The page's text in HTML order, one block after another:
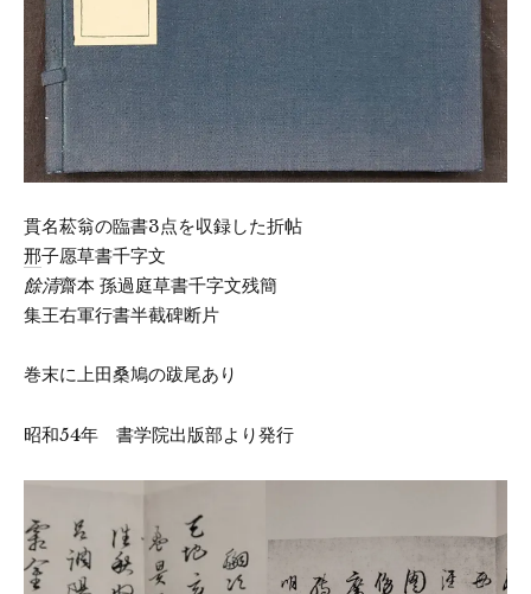
貫名菘翁の臨書3点を収録した折帖
邢子愿草書千字文
餘清齋本 孫過庭草書千字文残簡
集王右軍行書半截碑断片
巻末に上田桑鳩の跋尾あり
昭和54年 書学院出版部より発行